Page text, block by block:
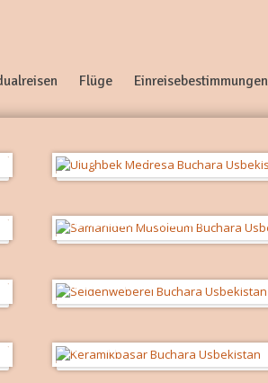
Flüge Einreisebestimmungen
Ulughbek Medresa
Samaniden-Mausoleum
Seidenweberei
Keramikbasar